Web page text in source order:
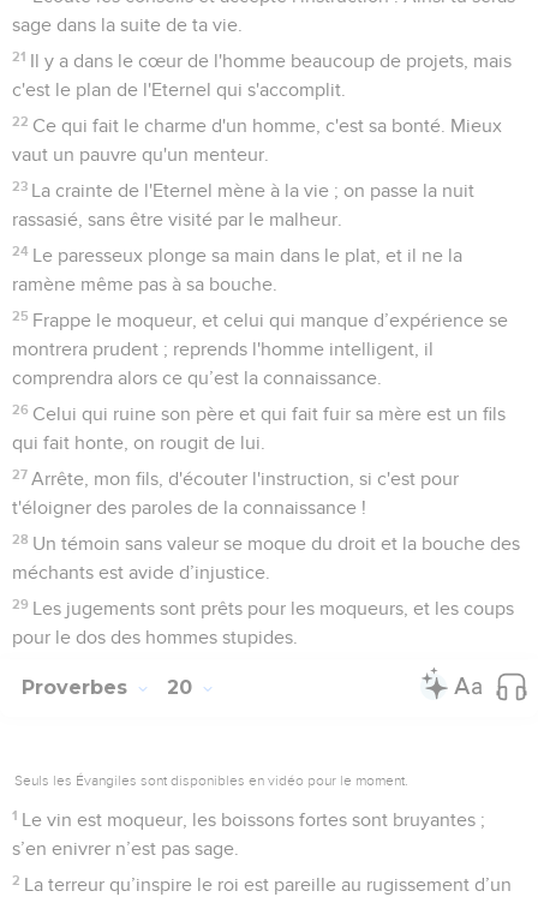
sage dans la suite de ta vie.
21 Il y a dans le cœur de l'homme beaucoup de projets, mais
c'est le plan de l'Eternel qui s'accomplit.
22 Ce qui fait le charme d'un homme, c'est sa bonté. Mieux
vaut un pauvre qu'un menteur.
23 La crainte de l'Eternel mène à la vie ; on passe la nuit
rassasié, sans être visité par le malheur.
24 Le paresseux plonge sa main dans le plat, et il ne la
ramène même pas à sa bouche.
25 Frappe le moqueur, et celui qui manque d’expérience se
montrera prudent ; reprends l'homme intelligent, il
comprendra alors ce qu’est la connaissance.
26 Celui qui ruine son père et qui fait fuir sa mère est un fils
qui fait honte, on rougit de lui.
27 Arrête, mon fils, d'écouter l'instruction, si c'est pour
t'éloigner des paroles de la connaissance !
28 Un témoin sans valeur se moque du droit et la bouche des
méchants est avide d’injustice.
29 Les jugements sont prêts pour les moqueurs, et les coups
pour le dos des hommes stupides.
Proverbes 20
Seuls les Évangiles sont disponibles en vidéo pour le moment.
1 Le vin est moqueur, les boissons fortes sont bruyantes ;
s’en enivrer n’est pas sage.
2 La terreur qu’inspire le roi est pareille au rugissement d’un